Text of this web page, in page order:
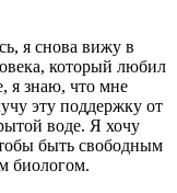
я снова вижу в
который любил
я знаю, что мне
эту поддержку от
воде. Я хочу
быть свободным
биологом.